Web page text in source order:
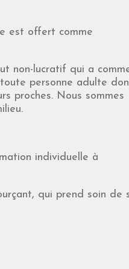
est offert comme
non-lucratif qui a
personne adulte
proches. Nous sommes
individuelle à
qui prend soin de